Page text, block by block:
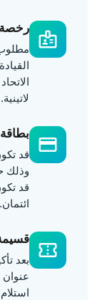
badge
رخصة
لاتينية.
credit_card
قد
وذلك
قد
ائتمان.
confirmation_number
بعد
عنوان